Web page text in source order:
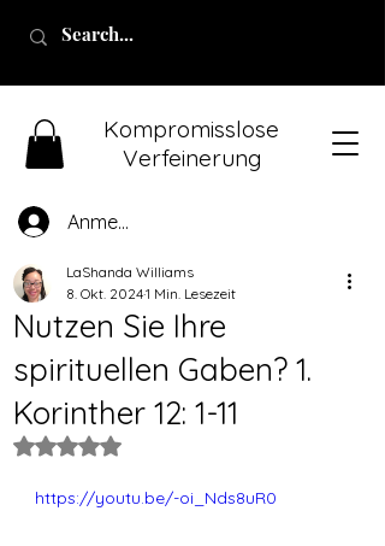
Anmelden
Kompromisslose
Verfeinerung
Nutzen Sie Ihre
spirituellen Gaben? 1.
Korinther 12: 1-11
LaShanda Williams
8. Okt. 20241 Min. Lesezeit
Mit NaN von 5 Sternen bewertet.
https://youtu.be/-oi_Nds8uR0